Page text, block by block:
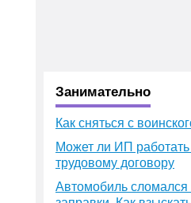
Занимательно
Как сняться с
Может ли ИП
трудовому договору
Автомобиль сломался